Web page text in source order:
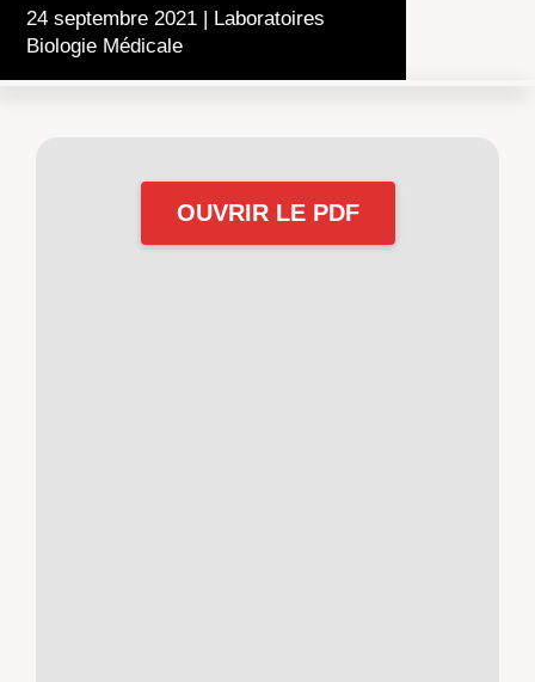
24 septembre 2021 | Laboratoires
Biologie Médicale
OUVRIR LE PDF